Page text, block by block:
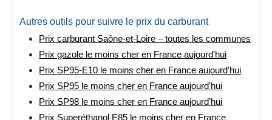
Autres outils pour suivre le prix du carburant
Prix carburant Saône-et-Loire – toutes les communes
Prix gazole le moins cher en France aujourd'hui
Prix SP95-E10 le moins cher en France aujourd'hui
Prix SP95 le moins cher en France aujourd'hui
Prix SP98 le moins cher en France aujourd'hui
Prix Superéthanol E85 le moins cher en France